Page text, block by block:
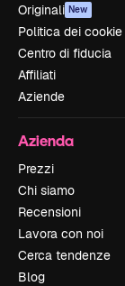
Originali New
Politica dei cookie
Centro di fiducia
Affiliati
Aziende
Azienda
Prezzi
Chi siamo
Recensioni
Lavora con noi
Cerca tendenze
Blog